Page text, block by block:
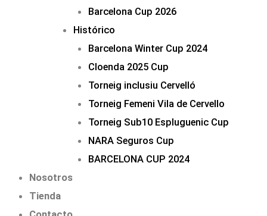
Barcelona Cup 2026
Histórico
Barcelona Winter Cup 2024
Cloenda 2025 Cup
Torneig inclusiu Cervelló
Torneig Femeni Vila de Cervello
Torneig Sub10 Espluguenic Cup
NARA Seguros Cup
BARCELONA CUP 2024
Nosotros
Tienda